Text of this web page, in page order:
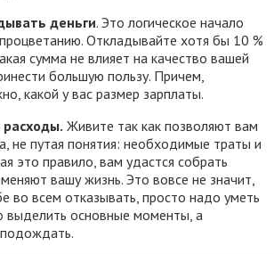
деньги. Это логическое начало
Откладывайте хотя бы 10 %
сумма не влияет на качество вашей
большую пользу. Причем,
какой у вас размер зарплаты.
Живите так как позволяют вам
не путая понятия: необходимые траты и
это правило, вам удастся собрать
вашу жизнь. Это вовсе не значит,
во всем отказывать, просто надо уметь
выделить основные моменты, а